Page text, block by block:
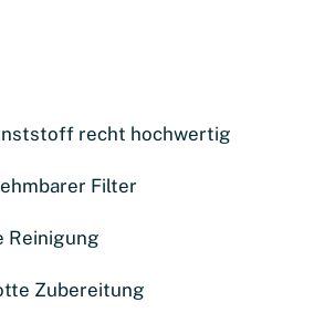
recht hochwertig
Filter
Reinigung
Zubereitung